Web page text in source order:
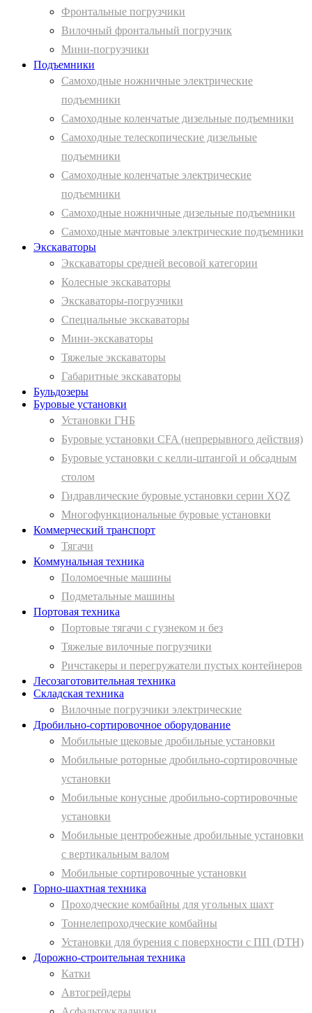
Фронтальные погрузчики
Вилочный фронтальный погрузчик
Мини-погрузчики
Подъемники
Самоходные ножничные электрические
подъемники
Самоходные коленчатые дизельные подъемники
Самоходные телескопические дизельные
подъемники
Самоходные коленчатые электрические
подъемники
Самоходные ножничные дизельные подъемники
Самоходные мачтовые электрические подъемники
Экскаваторы
Экскаваторы средней весовой категории
Колесные экскаваторы
Экскаваторы-погрузчики
Специальные экскаваторы
Мини-экскаваторы
Тяжелые экскаваторы
Габаритные экскаваторы
Бульдозеры
Буровые установки
Установки ГНБ
Буровые установки CFA (непрерывного действия)
Буровые установки с келли-штангой и обсадным
столом
Гидравлические буровые установки серии XQZ
Многофункциональные буровые установки
Коммерческий транспорт
Тягачи
Коммунальная техника
Поломоечные машины
Подметальные машины
Портовая техника
Портовые тягачи с гузнеком и без
Тяжелые вилочные погрузчики
Ричстакеры и перегружатели пустых контейнеров
Лесозаготовительная техника
Складская техника
Вилочные погрузчики электрические
Дробильно-сортировочное оборудование
Мобильные щековые дробильные установки
Мобильные роторные дробильно-сортировочные
установки
Мобильные конусные дробильно-сортировочные
установки
Мобильные центробежные дробильные установки
с вертикальным валом
Мобильные сортировочные установки
Горно-шахтная техника
Проходческие комбайны для угольных шахт
Тоннелепроходческие комбайны
Установки для бурения с поверхности с ПП (DTH)
Дорожно-строительная техника
Катки
Автогрейдеры